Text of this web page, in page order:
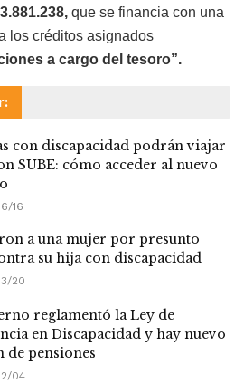
que se financia con una
los créditos asignados
a cargo del tesoro”.
con discapacidad podrán viajar
SUBE: cómo acceder al nuevo
16
a una mujer por presunto
su hija con discapacidad
20
reglamentó la Ley de
en Discapacidad y hay nuevo
de pensiones
04